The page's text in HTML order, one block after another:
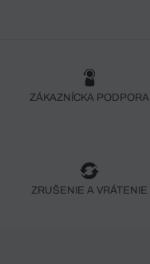
ZÁKAZNÍCKA PODPORA
ZRUŠENIE A VRÁTENIE